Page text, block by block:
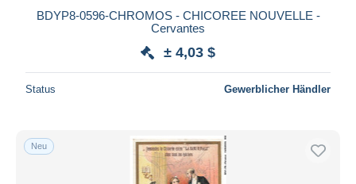
BDYP8-0596-CHROMOS - CHICOREE NOUVELLE -
Cervantes
± 4,03 $
Status Gewerblicher Händler
Neu